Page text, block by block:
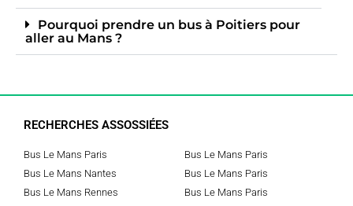
Pourquoi prendre un bus à Poitiers pour
aller au Mans ?
RECHERCHES ASSOSSIÉES
Bus Le Mans Paris
Bus Le Mans Nantes
Bus Le Mans Rennes
Bus Le Mans Paris
Bus Le Mans Paris
Bus Le Mans Paris